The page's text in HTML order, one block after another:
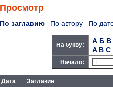
Просмотр
По заглавию По автору По
На букву:
А Б В
A B C
Начало:
Дата Заглавие